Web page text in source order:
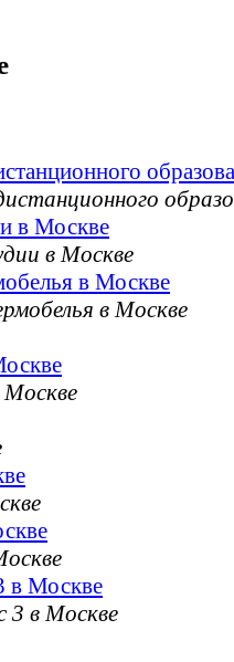
в Москве
в Москве
в Москве